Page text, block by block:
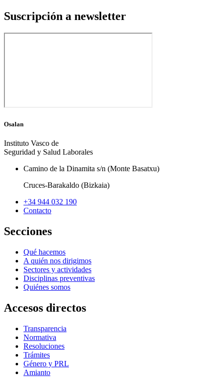
Suscripción a newsletter
Osalan
Instituto Vasco de
Seguridad y Salud Laborales
Camino de la Dinamita s/n (Monte Basatxu)
Cruces-Barakaldo (Bizkaia)
+34 944 032 190
Contacto
Secciones
Qué hacemos
A quién nos dirigimos
Sectores y actividades
Disciplinas preventivas
Quiénes somos
Accesos directos
Transparencia
Normativa
Resoluciones
Trámites
Género y PRL
Amianto